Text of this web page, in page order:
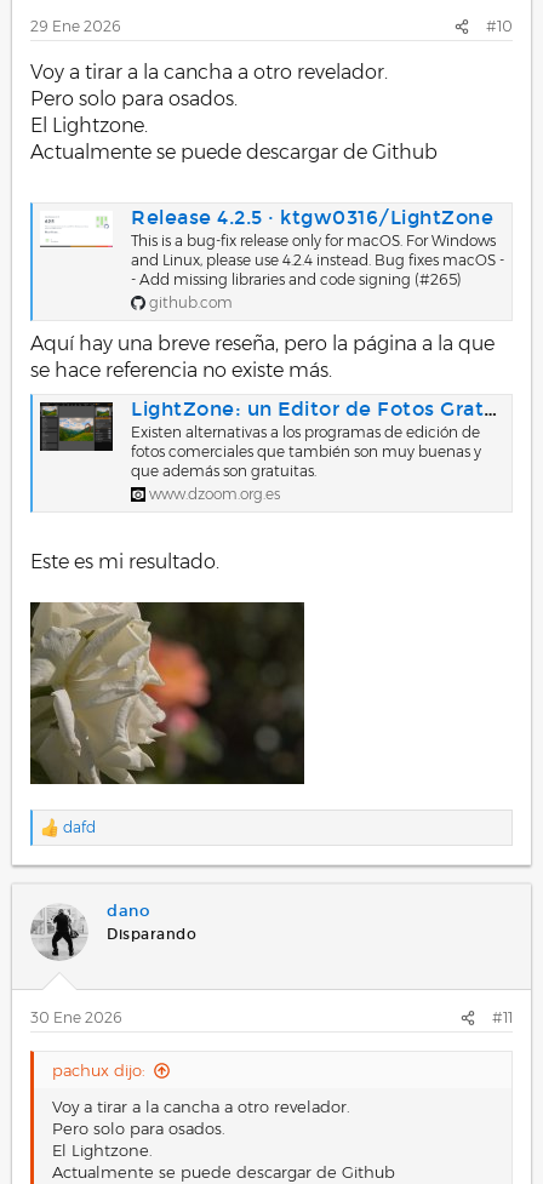
s
:
29 Ene 2026 #10
Voy a tirar a la cancha a otro revelador.
Pero solo para osados.
El Lightzone.
Actualmente se puede descargar de Github
Release 4.2.5 · ktgw0316/LightZone
This is a bug-fix release only for macOS. For Windows
and Linux, please use 4.2.4 instead. Bug fixes macOS -
- Add missing libraries and code signing (#265)
github.com
Aquí hay una breve reseña, pero la página a la que
se hace referencia no existe más.
LightZone: un Editor de Fotos Gratuito que deberías Conocer
Existen alternativas a los programas de edición de
fotos comerciales que también son muy buenas y
que además son gratuitas.
www.dzoom.org.es
Este es mi resultado.
R
c
i
o
e
s
:
dafd
dano
Disparando
30 Ene 2026 #11
pachux dijo:
Voy a tirar a la cancha a otro revelador.
Pero solo para osados.
El Lightzone.
Actualmente se puede descargar de Github